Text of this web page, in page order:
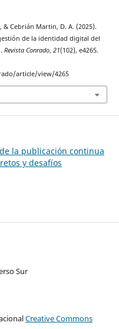
& Cebrián Martin, D. A. (2025).
de la identidad digital del
Revista Conrado, 21(102), e4265.
article/view/4265
la publicación continua
y desafíos
Sur
Creative Commons